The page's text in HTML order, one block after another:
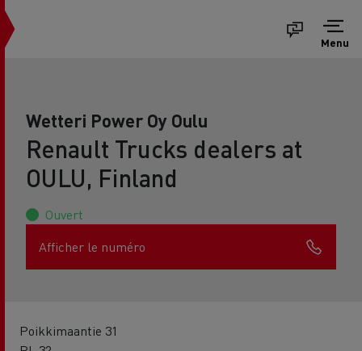
Menu
Wetteri Power Oy Oulu
Renault Trucks dealers at
OULU, Finland
Ouvert
Afficher le numéro
Poikkimaantie 31